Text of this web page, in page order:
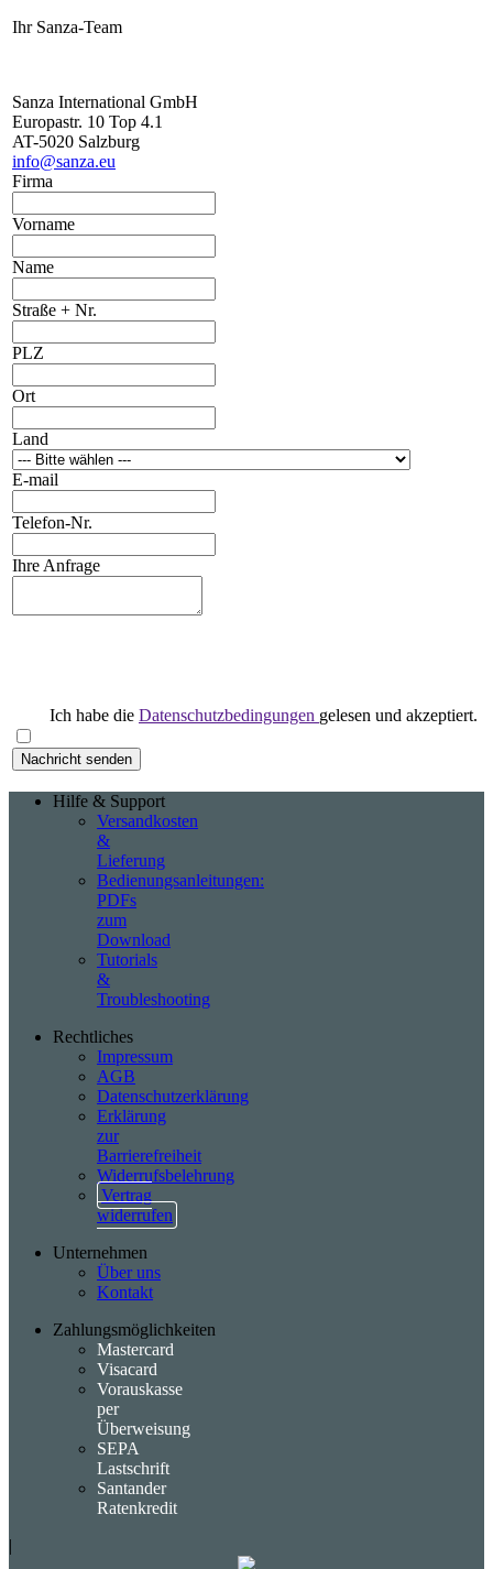
Ihr Sanza-Team
Sanza International GmbH
Europastr. 10 Top 4.1
AT-5020 Salzburg
info@sanza.eu
Firma
Vorname
Name
Straße + Nr.
PLZ
Ort
Land
E-mail
Telefon-Nr.
Ihre Anfrage
Ich habe die Datenschutzbedingungen gelesen und akzeptiert.
Hilfe & Support
Versandkosten
&
Lieferung
Bedienungsanleitungen:
PDFs
zum
Download
Tutorials
&
Troubleshooting
Rechtliches
Impressum
AGB
Datenschutzerklärung
Erklärung
zur
Barrierefreiheit
Widerrufsbelehrung
Vertrag
widerrufen
Unternehmen
Über uns
Kontakt
Zahlungsmöglichkeiten
Mastercard
Visacard
Vorauskasse
per
Überweisung
SEPA
Lastschrift
Santander
Ratenkredit
|